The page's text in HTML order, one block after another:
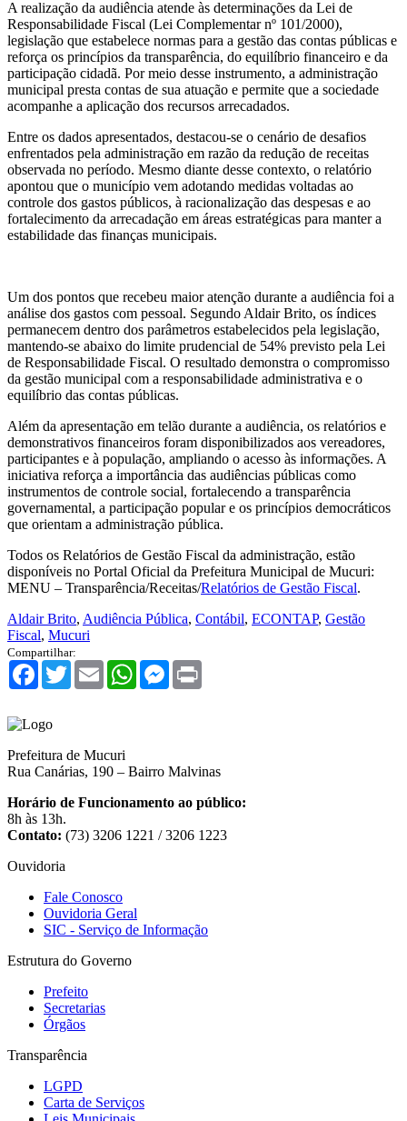
A realização da audiência atende às determinações da Lei de
Responsabilidade Fiscal (Lei Complementar nº 101/2000),
legislação que estabelece normas para a gestão das contas públicas e
reforça os princípios da transparência, do equilíbrio financeiro e da
participação cidadã. Por meio desse instrumento, a administração
municipal presta contas de sua atuação e permite que a sociedade
acompanhe a aplicação dos recursos arrecadados.
Entre os dados apresentados, destacou-se o cenário de desafios
enfrentados pela administração em razão da redução de receitas
observada no período. Mesmo diante desse contexto, o relatório
apontou que o município vem adotando medidas voltadas ao
controle dos gastos públicos, à racionalização das despesas e ao
fortalecimento da arrecadação em áreas estratégicas para manter a
estabilidade das finanças municipais.
Um dos pontos que recebeu maior atenção durante a audiência foi a
análise dos gastos com pessoal. Segundo Aldair Brito, os índices
permanecem dentro dos parâmetros estabelecidos pela legislação,
mantendo-se abaixo do limite prudencial de 54% previsto pela Lei
de Responsabilidade Fiscal. O resultado demonstra o compromisso
da gestão municipal com a responsabilidade administrativa e o
equilíbrio das contas públicas.
Além da apresentação em telão durante a audiência, os relatórios e
demonstrativos financeiros foram disponibilizados aos vereadores,
participantes e à população, ampliando o acesso às informações. A
iniciativa reforça a importância das audiências públicas como
instrumentos de controle social, fortalecendo a transparência
governamental, a participação popular e os princípios democráticos
que orientam a administração pública.
Todos os Relatórios de Gestão Fiscal da administração, estão
disponíveis no Portal Oficial da Prefeitura Municipal de Mucuri:
MENU – Transparência/Receitas/Relatórios de Gestão Fiscal.
Aldair Brito, Audiência Pública, Contábil, ECONTAP, Gestão
Fiscal, Mucuri
Compartilhar:
Facebook
TwitterEmail WhatsAppMessenger
Prefeitura de Mucuri
Rua Canárias, 190 – Bairro Malvinas
Horário de Funcionamento ao público:
8h às 13h.
Contato: (73) 3206 1221 / 3206 1223
Ouvidoria
Fale Conosco
Ouvidoria Geral
SIC - Serviço de Informação
Estrutura do Governo
Prefeito
Secretarias
Órgãos
Transparência
LGPD
Carta de Serviços